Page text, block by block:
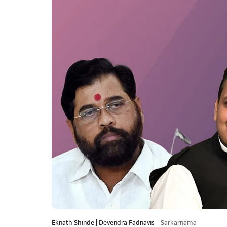
Eknath Shinde | Devendra Fadnavis Sarkarnama